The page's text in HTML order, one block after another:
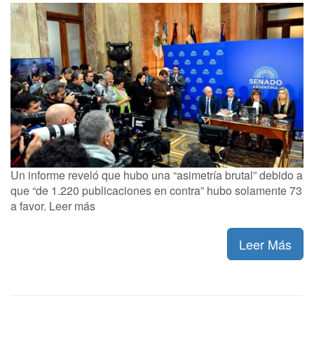
Un informe reveló que hubo una “asimetría brutal” debido a
que “de 1.220 publicaciones en contra” hubo solamente 73
a favor. Leer más
Leer Más